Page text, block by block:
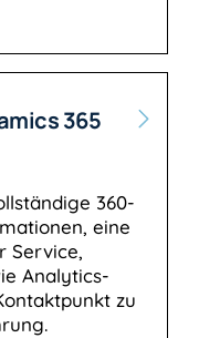
365
360-
eine
Service,
Analytics-
zu